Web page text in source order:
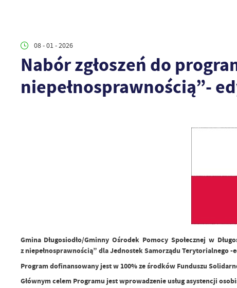
08 - 01 - 2026
Nabór zgłoszeń do
niepełnosprawnością”-
Gmina Długosiodło/Gminny Ośrodek Pomocy Społecznej w
z niepełnosprawnością” dla Jednostek Samorządu Terytorialnego -
Program dofinansowany jest w 100% ze środków Funduszu
Głównym celem Programu jest wprowadzenie usług asystencji